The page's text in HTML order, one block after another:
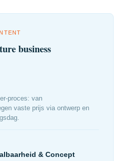
business
proces: van
vaste prijs via ontwerp en
& Concept